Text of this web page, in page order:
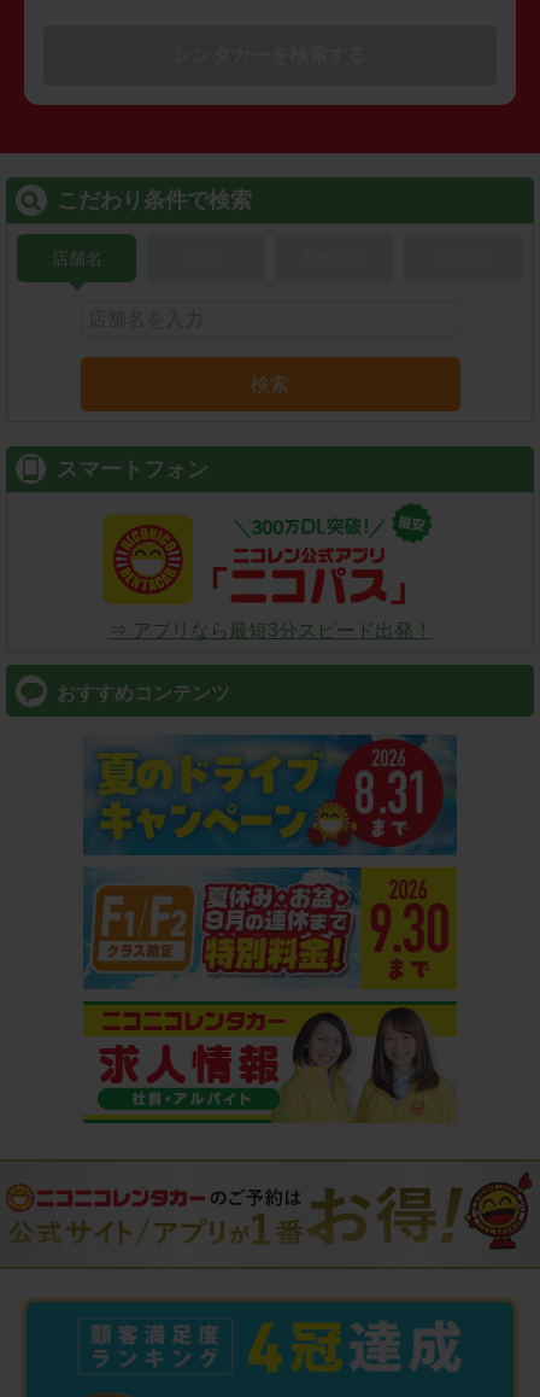
こだわり条件で検索
店舗名
検索
スマートフォン
⇒ アプリなら最短3分スピード出発！
おすすめコンテンツ